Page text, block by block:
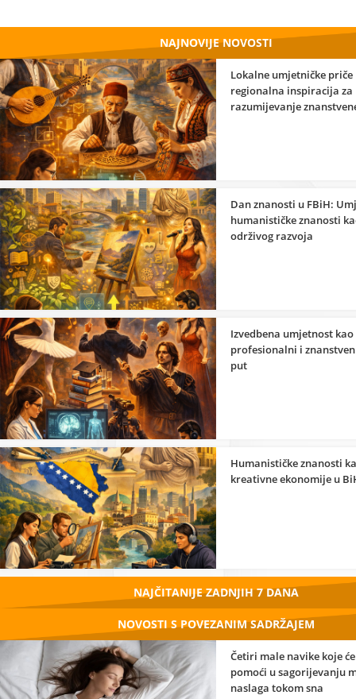
NAJNOVIJE NOVOSTI
Lokalne umjetničke priče
regionalna inspiracija za
razumijevanje
Dan znanosti u FBiH:
humanističke znanosti
održivog razvoja
Izvedbena umjetnost kao
profesionalni i
put
Humanističke znanosti
kreativne ekonomije u
NAJČITANIJE ZADNJIH 7 DANA
NOVOSTI S POVEZANIM SADRŽAJEM
Četiri male navike koje
pomoći u sagorijevanju
naslaga tokom sna